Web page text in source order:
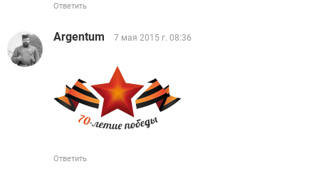
Ответить
Argentum 7 мая 2015 г. 08:36
Ответить